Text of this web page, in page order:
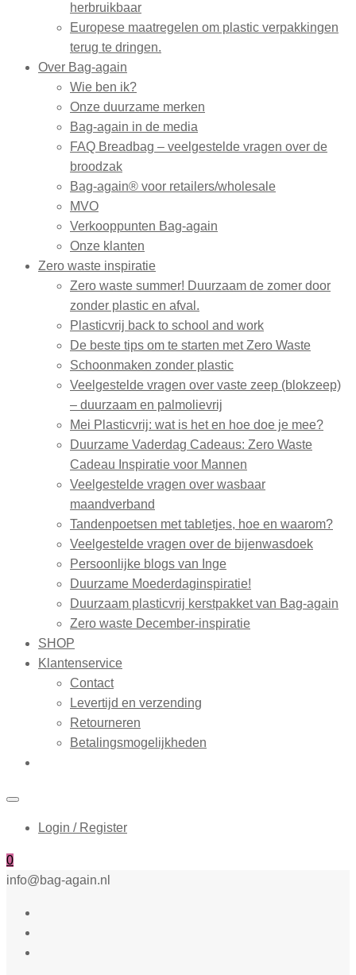
herbruikbaar
Europese maatregelen om plastic verpakkingen
terug te dringen.
Over Bag-again
Wie ben ik?
Onze duurzame merken
Bag-again in de media
FAQ Breadbag – veelgestelde vragen over de
broodzak
Bag-again® voor retailers/wholesale
MVO
Verkooppunten Bag-again
Onze klanten
Zero waste inspiratie
Zero waste summer! Duurzaam de zomer door
zonder plastic en afval.
Plasticvrij back to school and work
De beste tips om te starten met Zero Waste
Schoonmaken zonder plastic
Veelgestelde vragen over vaste zeep (blokzeep)
– duurzaam en palmolievrij
Mei Plasticvrij: wat is het en hoe doe je mee?
Duurzame Vaderdag Cadeaus: Zero Waste
Cadeau Inspiratie voor Mannen
Veelgestelde vragen over wasbaar
maandverband
Tandenpoetsen met tabletjes, hoe en waarom?
Veelgestelde vragen over de bijenwasdoek
Persoonlijke blogs van Inge
Duurzame Moederdaginspiratie!
Duurzaam plasticvrij kerstpakket van Bag-again
Zero waste December-inspiratie
SHOP
Klantenservice
Contact
Levertijd en verzending
Retourneren
Betalingsmogelijkheden
Login / Register
0
info@bag-again.nl